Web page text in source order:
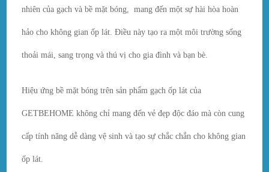
nhiên của gạch và bề mặt bóng, mang đến một sự hài hòa hoàn
hảo cho không gian ốp lát. Điều này tạo ra một môi trường sống
thoải mái, sang trọng và thú vị cho gia đình và bạn bè.
Hiệu ứng bề mặt bóng trên sản phẩm gạch ốp lát của
GETBEHOME không chỉ mang đến vẻ đẹp độc đáo mà còn cung
cấp tính năng dễ dàng vệ sinh và tạo sự chắc chắn cho không gian
ốp lát.